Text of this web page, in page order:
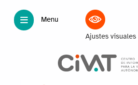
Menu
Ajustes visuales